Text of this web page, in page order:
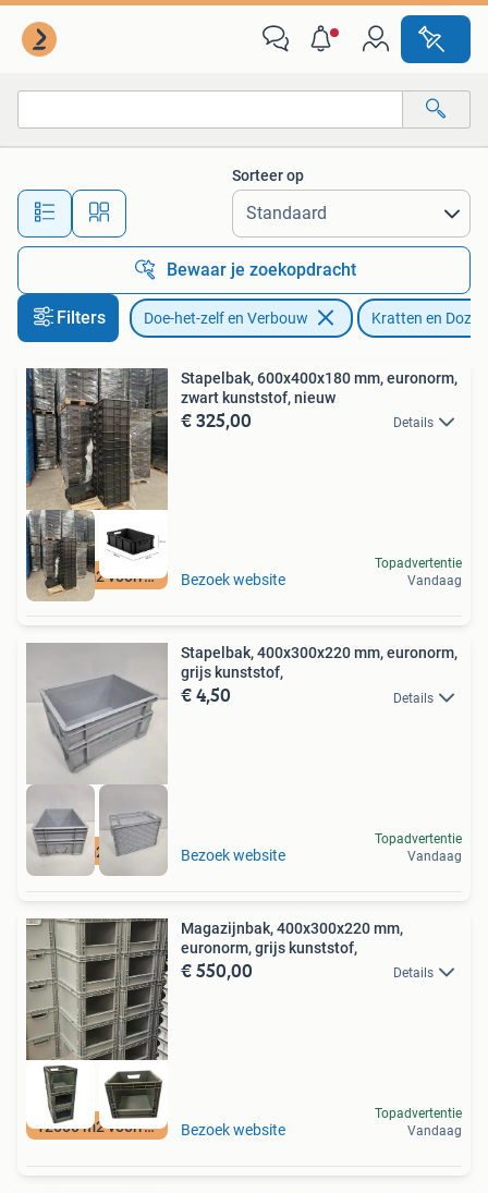
Alle afstanden…
Sorteer op
Bewaar je zoekopdracht
Filters Doe-het-zelf en Verbouw Kratten en Dozen
12500 m2 voorraad
Stapelbak, 600x400x180 mm, euronorm,
zwart kunststof, nieuw
€ 325,00 Details
Bezoek website
Topadvertentie
Vandaag
12500 m2 voorraad
Stapelbak, 400x300x220 mm, euronorm,
grijs kunststof,
€ 4,50 Details
Bezoek website
Topadvertentie
Vandaag
12500 m2 voorraad
Magazijnbak, 400x300x220 mm,
euronorm, grijs kunststof,
€ 550,00 Details
Bezoek website
Topadvertentie
Vandaag